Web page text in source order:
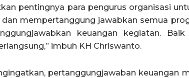
pentingnya para pengurus organisasi
mempertanggung jawabkan semua
keuangan kegiatan.
imbuh KH Chriswanto.
pertanggungjawaban keuangan